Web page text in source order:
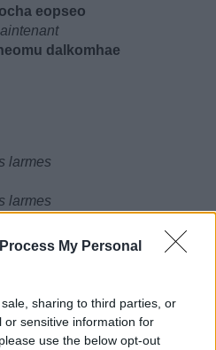
My Personal
sharing to third parties, or
or sensitive information for
use the below opt-out
eopseo
dalkomhae
larmes
larmes